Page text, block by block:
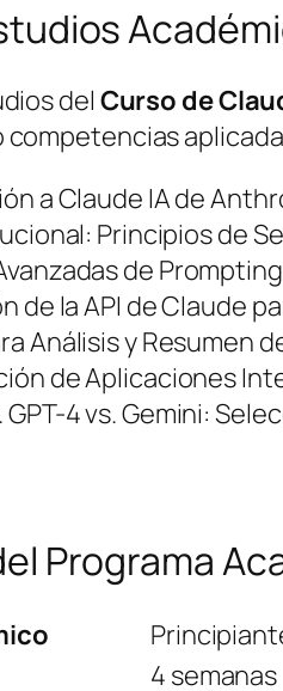
del Curso de
a Claude IA de
Principios de
de
de la API de Claude
Análisis y Resumen
de Aplicaciones
GPT-4 vs. Gemini:
Programa
4 semanas